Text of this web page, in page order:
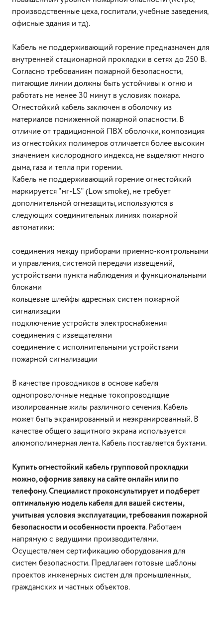
производственные цеха, госпитали, учебные заведения,
офисные здания и тд).
Кабель не поддерживающий горение предназначен для
внутренней стационарной прокладки в сетях до 250 В.
Согласно требованиям пожарной безопасности,
питающие линии должны быть устойчивы к огню и
работать не менее 30 минут в условиях пожара.
Огнестойкий кабель заключен в оболочку из
материалов пониженной пожарной опасности. В
отличие от традиционной ПВХ оболочки, композиция
из огнестойких полимеров отличается более высоким
значением кислородного индекса, не выделяют много
дыма, газа и тепла при горении.
Кабель не поддерживающий горение огнестойкий
маркируется "нг-LS" (Low smoke), не требует
дополнительной огнезащиты, используются в
следующих соединительных линиях пожарной
автоматики:
соединения между приборами приемно-контрольными
и управления, системой передачи извещений,
устройствами пункта наблюдения и функциональными
блоками
кольцевые шлейфы адресных систем пожарной
сигнализации
подключение устройств электроснабжения
соединения с извещателями
соединение с исполнительными устройствами
пожарной сигнализации
В качестве проводников в основе кабеля
однопроволочные медные токопроводящие
изолированные жилы различного сечения. Кабель
может быть экранированный и неэкранированный. В
качестве общего защитного экрана используется
алюмополимерная лента. Кабель поставляется бухтами.
Купить огнестойкий кабель групповой прокладки
можно, оформив заявку на сайте онлайн или по
телефону. Специалист проконсультирует и подберет
оптимальную модель кабеля для вашей системы,
учитывая условия эксплуатации, требования пожарной
безопасности и особенности проекта. Работаем
напрямую с ведущими производителями.
Осуществляем сертификацию оборудования для
систем безопасности. Предлагаем готовые шаблоны
проектов инженерных систем для промышленных,
гражданских и частных объектов.